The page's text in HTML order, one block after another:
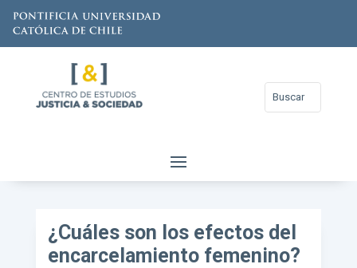
¿Cuáles son los efectos del
encarcelamiento femenino?